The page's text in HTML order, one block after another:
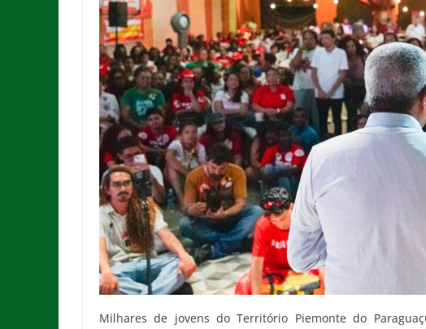
Milhares de jovens do Território Piemonte do